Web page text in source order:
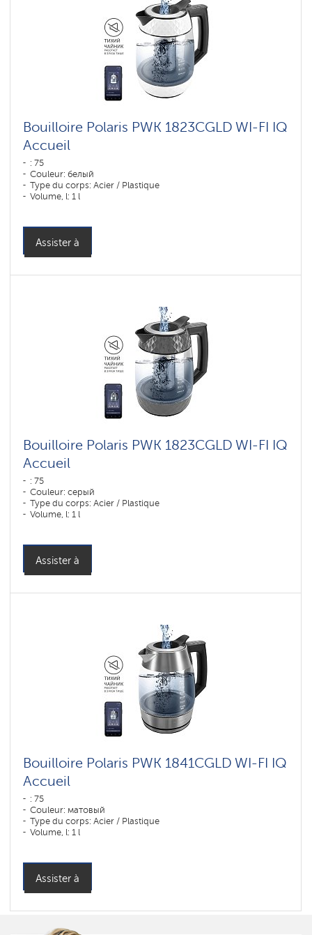
Bouilloire Polaris PWK 1823CGLD WI-FI IQ
Accueil
: 75
Couleur: белый
Type du corps: Acier / Plastique
Volume, l: 1 l
Assister à
Bouilloire Polaris PWK 1823CGLD WI-FI IQ
Accueil
: 75
Couleur: серый
Type du corps: Acier / Plastique
Volume, l: 1 l
Assister à
Bouilloire Polaris PWK 1841CGLD WI-FI IQ
Accueil
: 75
Couleur: матовый
Type du corps: Acier / Plastique
Volume, l: 1 l
Assister à